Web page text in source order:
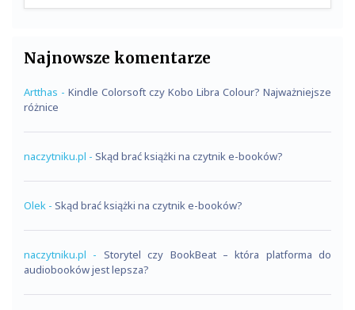
Najnowsze komentarze
Artthas - Kindle Colorsoft czy Kobo Libra Colour? Najważniejsze
różnice
naczytniku.pl - Skąd brać książki na czytnik e-booków?
Olek - Skąd brać książki na czytnik e-booków?
naczytniku.pl - Storytel czy BookBeat – która platforma do
audiobooków jest lepsza?